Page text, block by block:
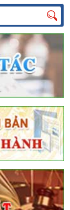
Tìm
kiếm